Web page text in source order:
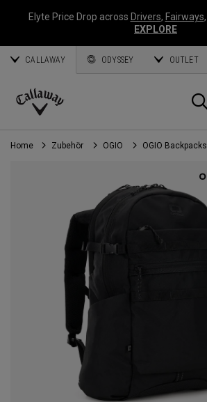
Elyte Price Drop across Drivers, Fairways,
EXPLORE
CALLAWAY ODYSSEY OUTLET
Callaway
Golf
Home Zubehör OGIO OGIO Backpacks